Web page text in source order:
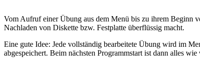
Vom Aufruf einer Übung aus dem Menü bis zu ihrem Beginn
Nachladen von Diskette bzw. Festplatte überflüssig macht.
Eine gute Idee: Jede vollständig bearbeitete Übung wird im
abgespeichert. Beim nächsten Programmstart ist dann alles wie